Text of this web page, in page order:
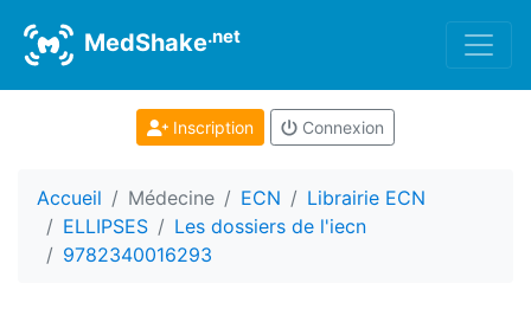
MedShake.net
Inscription Connexion
Accueil Médecine ECN
Librairie ECN
ELLIPSES
Les dossiers de l'iecn
9782340016293